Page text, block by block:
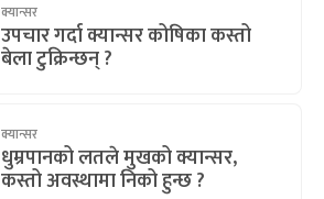
क्यान्सर
उपचार गर्दा क्यान्सर कोषिका कस्तो
बेला टुक्रिन्छन् ?
क्यान्सर
धुम्रपानको लतले मुखको क्यान्सर,
कस्तो अवस्थामा निको हुन्छ ?